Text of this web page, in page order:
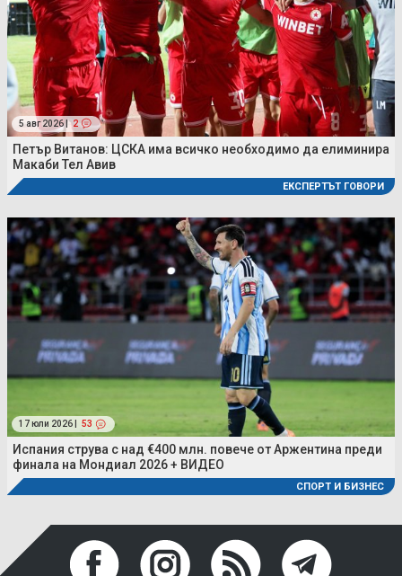
5 авг 2026 | 2
Петър Витанов: ЦСКА има всичко необходимо да елиминира
Макаби Тел Авив
ЕКСПЕРТЪТ ГОВОРИ
17 юли 2026 | 53
Испания струва с над €400 млн. повече от Аржентина преди
финала на Мондиал 2026 + ВИДЕО
СПОРТ И БИЗНЕС